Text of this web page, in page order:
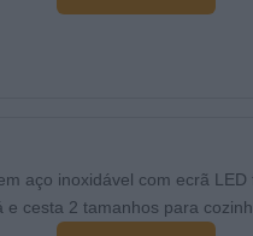
aço inoxidável com ecrã
e cesta 2 tamanhos para